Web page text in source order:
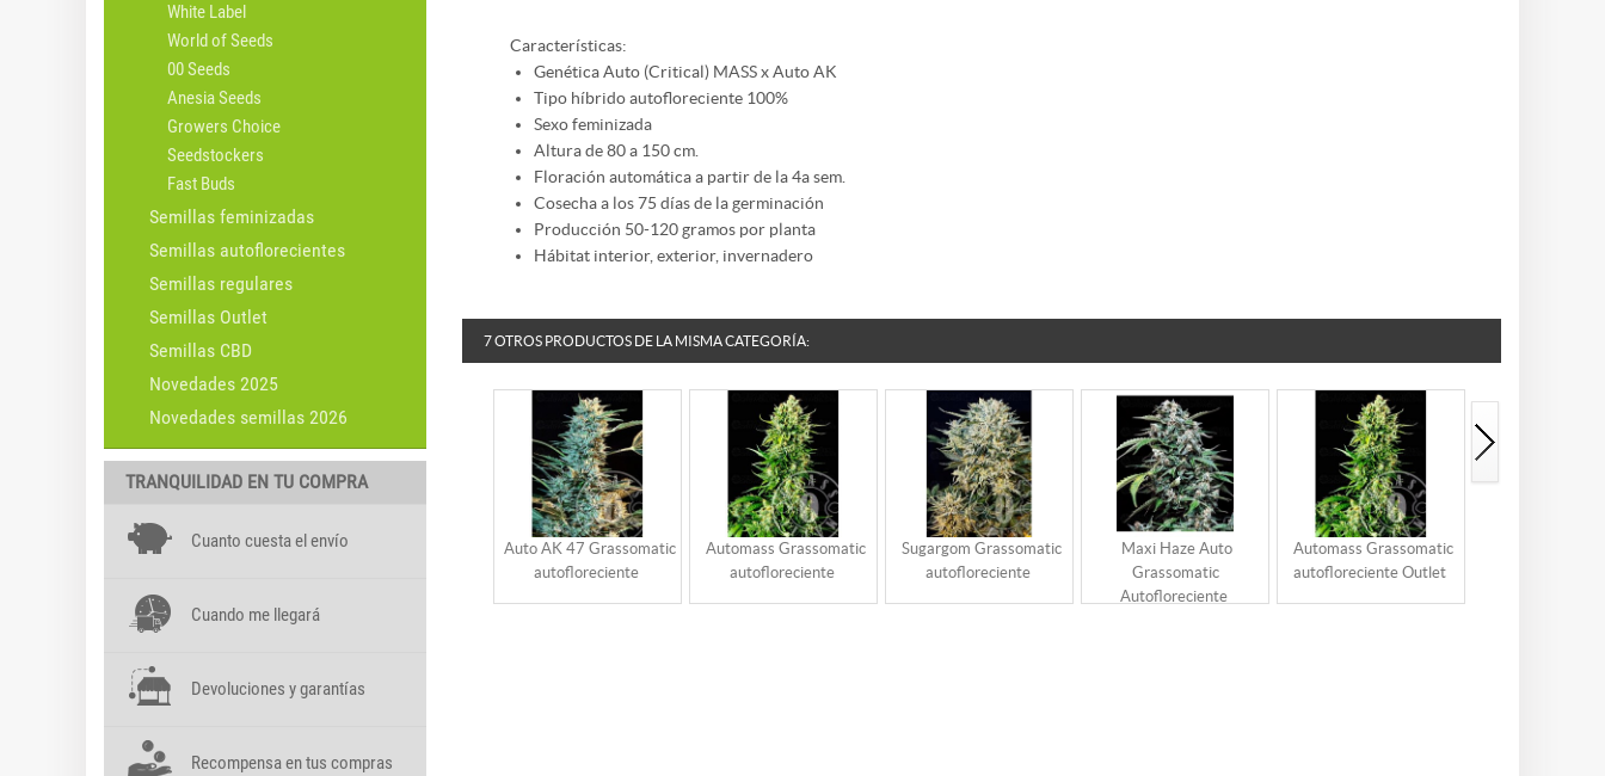
White Label
World of Seeds
00 Seeds
Anesia Seeds
Growers Choice
Seedstockers
Fast Buds
Semillas feminizadas
Semillas autoflorecientes
Semillas regulares
Semillas Outlet
Semillas CBD
Novedades 2025
Novedades semillas 2026
TRANQUILIDAD EN TU COMPRA
Cuanto cuesta el envío
Cuando me llegará
Devoluciones y garantías
Recompensa en tus compras
Características:
Genética Auto (Critical) MASS x Auto AK
Tipo híbrido autofloreciente 100%
Sexo feminizada
Altura de 80 a 150 cm.
Floración automática a partir de la 4a sem.
Cosecha a los 75 días de la germinación
Producción 50-120 gramos por planta
Hábitat interior, exterior, invernadero
7 OTROS PRODUCTOS DE LA MISMA CATEGORÍA:
Auto AK 47 Grassomatic
autofloreciente
Automass Grassomatic
autofloreciente
Sugargom Grassomatic
autofloreciente
Maxi Haze Auto
Grassomatic
Autofloreciente
Automass Grassomatic
autofloreciente Outlet